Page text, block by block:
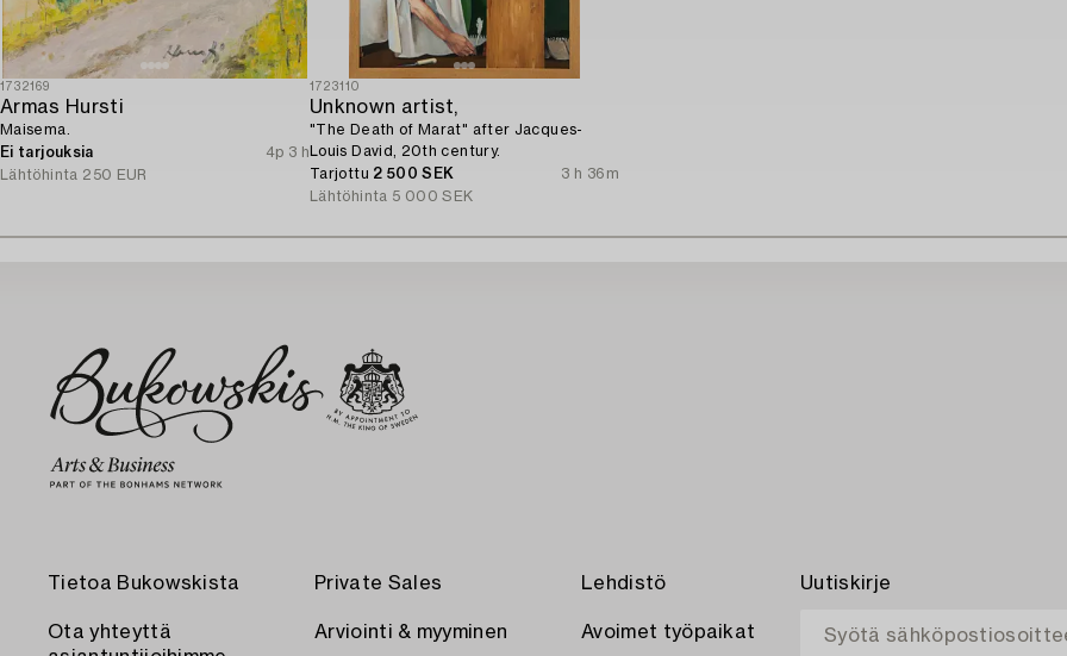
1732169
Armas Hursti
Maisema.
Ei tarjouksia
4p 3 h
Lähtöhinta 250 EUR
1723110
Unknown artist,
"The Death of Marat" after Jacques-
Louis David, 20th century.
Tarjottu 2 500 SEK
3 h 36m
Lähtöhinta 5 000 SEK
Tietoa Bukowskista
Ota yhteyttä
Private Sales
Arviointi & myyminen
Lehdistö
Avoimet työpaikat
Uutiskirje